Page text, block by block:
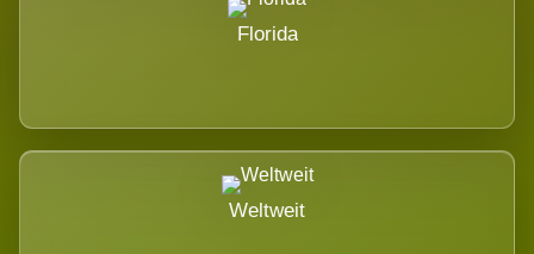
Florida
Weltweit